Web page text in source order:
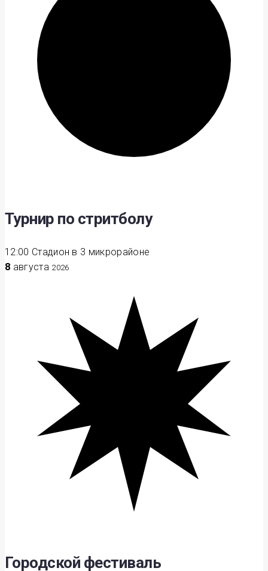
Турнир по стритболу
12:00 Стадион в 3 микрорайоне
8 августа 2026
Городской фестиваль